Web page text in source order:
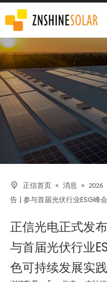
描述
正信首页 » 消息 » 2026
告 | 参与首届光伏行业ESG峰
正信光电正式发
与首届光伏行业
色可持续发展实践